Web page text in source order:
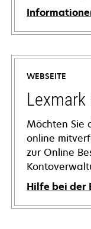
WEBSEITE
Lexmark
Möchten Sie
online
zur Online
Hilfe bei der